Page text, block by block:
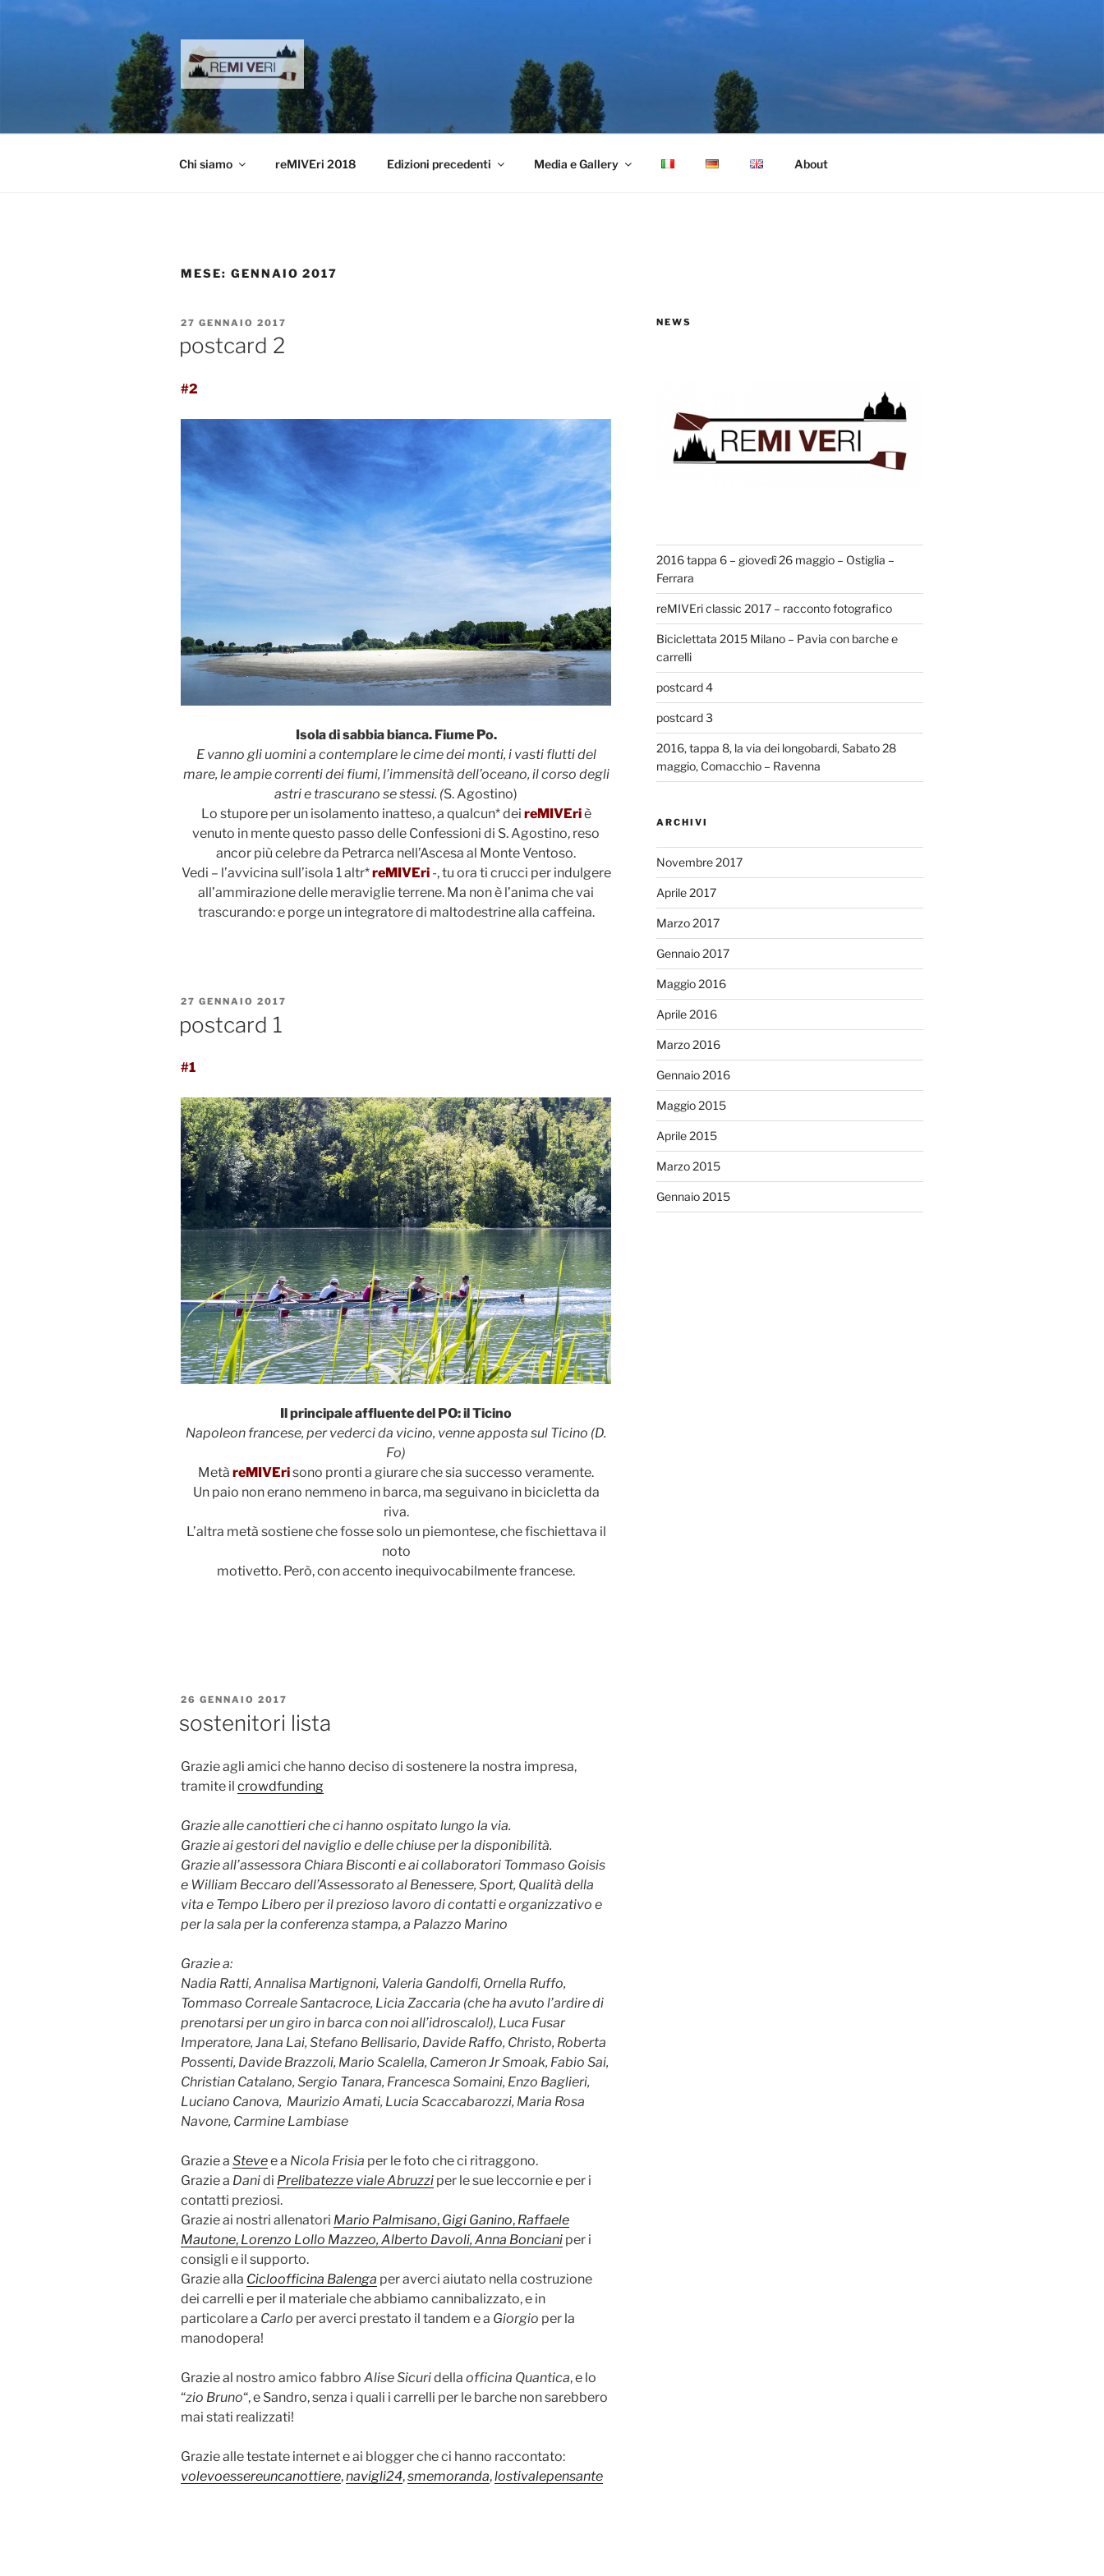
reMIVEri
canottaggio e remoturismo
Chi siamo reMIVEri 2018 Edizioni precedenti Media e Gallery About
MESE: GENNAIO 2017
PUBBLICATO
27 GENNAIO 2017
postcard 2
#2
Isola di sabbia bianca. Fiume Po.
E vanno gli uomini a contemplare le cime dei monti, i vasti flutti del
mare, le ampie correnti dei fiumi, l’immensità dell’oceano, il corso degli
astri e trascurano se stessi. (S. Agostino)
Lo stupore per un isolamento inatteso, a qualcun* dei reMIVEriè
venuto in mente questo passo delle Confessioni di S. Agostino, reso
ancor più celebre da Petrarca nell’Ascesa al Monte Ventoso.
Vedi – l’avvicina sull’isola 1 altr*reMIVEri-, tu ora ti crucci per indulgere
all’ammirazione delle meraviglie terrene. Ma non è l’anima che vai
trascurando: e porge un integratore di maltodestrine alla caffeina.
PUBBLICATO
27 GENNAIO 2017
postcard 1
#1
Il principale affluente del PO: il Ticino
Napoleon francese, per vederci da vicino, venne apposta sul Ticino (D.
Fo)
MetàreMIVErisono pronti a giurare che sia successo veramente.
Un paio non erano nemmeno in barca, ma seguivano in bicicletta da
riva.
L’altra metà sostiene che fosse solo un piemontese, che fischiettava il
noto
motivetto. Però, con accento inequivocabilmente francese.
PUBBLICATO
26 GENNAIO 2017
sostenitori lista
Grazie agli amici che hanno deciso di sostenere la nostra impresa,
tramite il crowdfunding
Grazie alle canottieri che ci hanno ospitato lungo la via.
Grazie ai gestori del naviglio e delle chiuse per la disponibilità.
Grazie all’assessora Chiara Bisconti e ai collaboratori Tommaso Goisis
e William Beccaro dell’Assessorato al Benessere, Sport, Qualità della
vita e Tempo Libero per il prezioso lavoro di contatti e organizzativo e
per la sala per la conferenza stampa, a Palazzo Marino
Grazie a:
Nadia Ratti, Annalisa Martignoni, Valeria Gandolfi, Ornella Ruffo,
Tommaso Correale Santacroce, Licia Zaccaria (che ha avuto l’ardire di
prenotarsi per un giro in barca con noi all’idroscalo!), Luca Fusar
Imperatore, Jana Lai, Stefano Bellisario, Davide Raffo, Christo, Roberta
Possenti, Davide Brazzoli, Mario Scalella, Cameron Jr Smoak, Fabio Sai,
Christian Catalano, Sergio Tanara, Francesca Somaini, Enzo Baglieri,
Luciano Canova, Maurizio Amati, Lucia Scaccabarozzi, Maria Rosa
Navone, Carmine Lambiase
Grazie a Stevee a Nicola Frisia per le foto che ci ritraggono.
Grazie a Danidi Prelibatezze viale Abruzzi per le sue leccornie e per i
contatti preziosi.
Grazie ai nostri allenatori Mario Palmisano, Gigi Ganino, Raffaele
Mautone, Lorenzo Lollo Mazzeo, Alberto Davoli, Anna Bonciani per i
consigli e il supporto.
Grazie alla Cicloofficina Balenga per averci aiutato nella costruzione
dei carrelli e per il materiale che abbiamo cannibalizzato, e in
particolare a Carlo per averci prestato il tandem e a Giorgio per la
manodopera!
Grazie al nostro amico fabbro Alise Sicuridella officina Quantica, e lo
“zio Bruno“, e Sandro, senza i quali i carrelli per le barche non sarebbero
mai stati realizzati!
Grazie alle testate internet e ai blogger che ci hanno raccontato:
volevoessereuncanottiere,navigli24,smemoranda,lostivalepensante
NEWS
2016 tappa 6 – giovedì 26 maggio – Ostiglia –
Ferrara
reMIVEri classic 2017 – racconto fotografico
Biciclettata 2015 Milano – Pavia con barche e
carrelli
postcard 4
postcard 3
2016, tappa 8, la via dei longobardi, Sabato 28
maggio, Comacchio – Ravenna
ARCHIVI
Novembre 2017
Aprile 2017
Marzo 2017
Gennaio 2017
Maggio 2016
Aprile 2016
Marzo 2016
Gennaio 2016
Maggio 2015
Aprile 2015
Marzo 2015
Gennaio 2015